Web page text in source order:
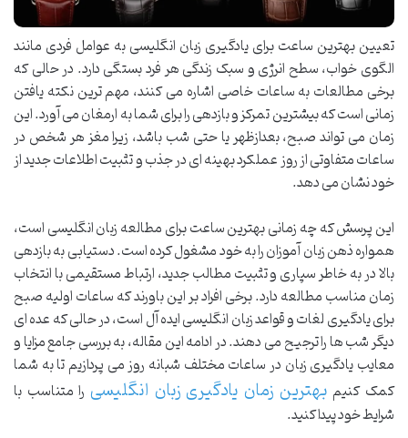
تعیین بهترین ساعت برای یادگیری زبان انگلیسی به عوامل فردی مانند
الگوی خواب، سطح انرژی و سبک زندگی هر فرد بستگی دارد. در حالی که
برخی مطالعات به ساعات خاصی اشاره می کنند، مهم ترین نکته یافتن
زمانی است که بیشترین تمرکز و بازدهی را برای شما به ارمغان می آورد. این
زمان می تواند صبح، بعدازظهر یا حتی شب باشد، زیرا مغز هر شخص در
ساعات متفاوتی از روز عملکرد بهینه ای در جذب و تثبیت اطلاعات جدید از
خود نشان می دهد.
این پرسش که چه زمانی بهترین ساعت برای مطالعه زبان انگلیسی است،
همواره ذهن زبان آموزان را به خود مشغول کرده است. دستیابی به بازدهی
بالا در به خاطر سپاری و تثبیت مطالب جدید، ارتباط مستقیمی با انتخاب
زمان مناسب مطالعه دارد. برخی افراد بر این باورند که ساعات اولیه صبح
برای یادگیری لغات و قواعد زبان انگلیسی ایده آل است، در حالی که عده ای
دیگر شب ها را ترجیح می دهند. در ادامه این مقاله، به بررسی جامع مزایا و
معایب یادگیری زبان در ساعات مختلف شبانه روز می پردازیم تا به شما
کمک کنیم بهترین زمان یادگیری زبان انگلیسی را متناسب با
شرایط خود پیدا کنید.